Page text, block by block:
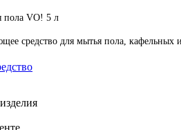
пола VO! 5 л
средство для мытья пола, кафельных